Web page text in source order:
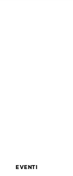
EVENTI